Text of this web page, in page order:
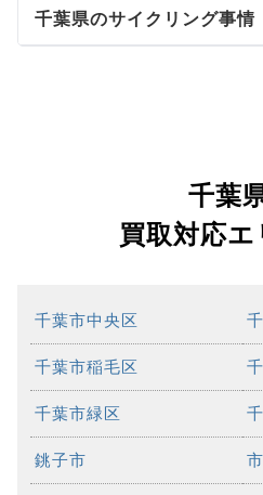
千葉県のサイクリング事情
千葉
買取対応
千葉市中央区
千葉市稲毛区
千葉市緑区
銚子市